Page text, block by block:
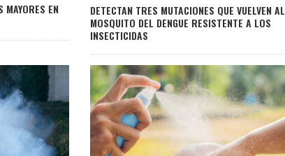
MAYORES EN
DETECTAN TRES MUTACIONES QUE VUELVEN AL
MOSQUITO DEL DENGUE RESISTENTE A LOS
INSECTICIDAS